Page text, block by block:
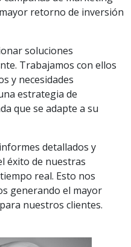
retorno de inversión
soluciones
Trabajamos con ellos
y necesidades
estrategia de
que se adapte a su
detallados y
éxito de nuestras
real. Esto nos
generando el mayor
nuestros clientes.